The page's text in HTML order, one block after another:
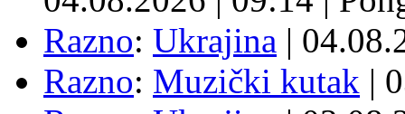
Razno: Ukrajina |
Razno: Muzički kutak |